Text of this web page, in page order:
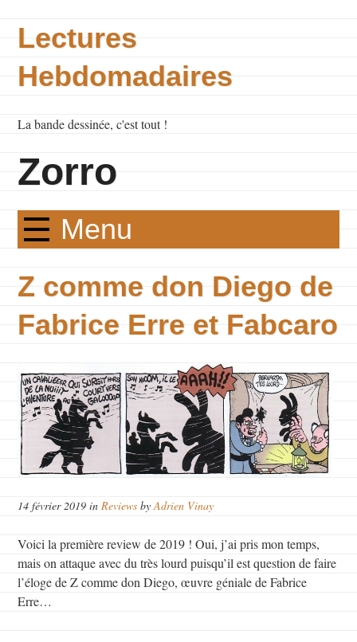
Lectures
Hebdomadaires
La bande dessinée, c'est tout !
Zorro
Menu
Z comme don Diego de
Fabrice Erre et Fabcaro
14 février 2019 inReviews byAdrien Vinay
Voici la première review de 2019 ! Oui, j’ai pris mon temps,
mais on attaque avec du très lourd puisqu’il est question de faire
l’éloge de Z comme don Diego, œuvre géniale de Fabrice
Erre…